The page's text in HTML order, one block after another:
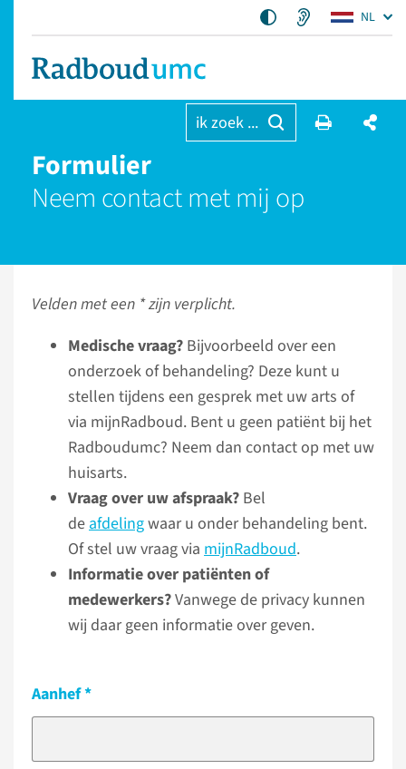
NL
ik zoek ...
Formulier
Neem contact met mij op
Velden met een * zijn verplicht.
Medische vraag? Bijvoorbeeld over een
onderzoek of behandeling? Deze kunt u
stellen tijdens een gesprek met uw arts of
via mijnRadboud. Bent u geen patiënt bij het
Radboudumc? Neem dan contact op met uw
huisarts.
Vraag over uw afspraak? Bel
deafdelingwaar u onder behandeling bent.
Of stel uw vraag via mijnRadboud.
Informatie over patiënten of
medewerkers?Vanwege de privacy kunnen
wij daar geen informatie over geven.
Aanhef